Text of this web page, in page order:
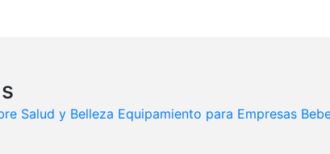
Salud y Belleza Equipamiento para Empresas